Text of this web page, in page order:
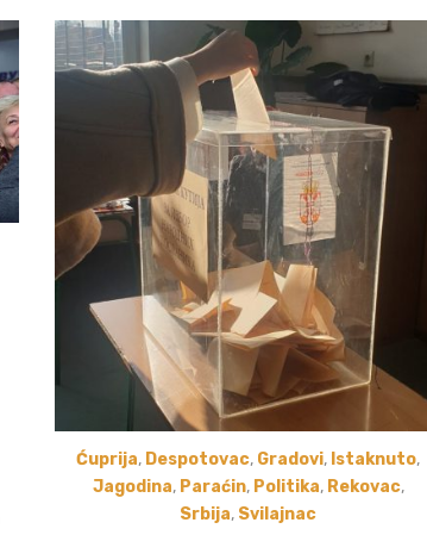
Ćuprija, Despotovac, Gradovi, Istaknuto,
Jagodina, Paraćin, Politika, Rekovac,
Srbija, Svilajnac